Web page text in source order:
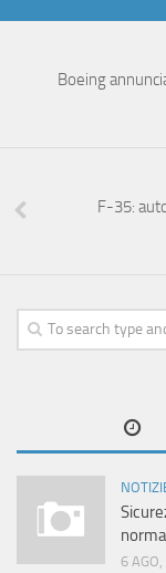
Boeing
F-35:
6